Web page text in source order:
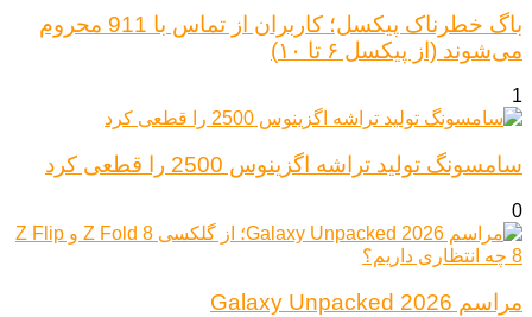
باگ خطرناک پیکسل؛ کاربران از تماس با 911 محروم
می‌شوند (از پیکسل ۶ تا ۱۰)
1
سامسونگ تولید تراشه اگزینوس 2500 را قطعی کرد
0
مراسم Galaxy Unpacked 2026